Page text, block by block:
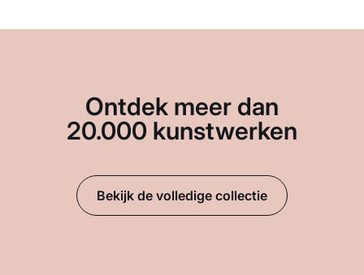
Ontdek meer dan
20.000 kunstwerken
Bekijk de volledige collectie